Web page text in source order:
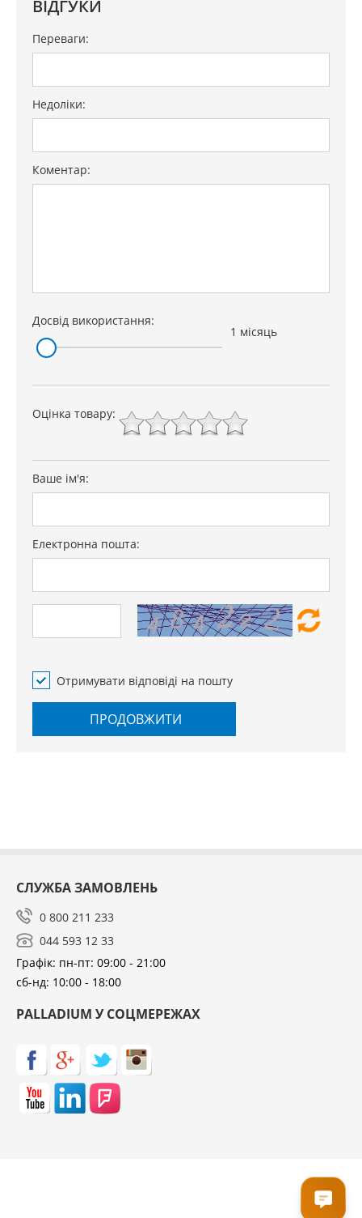
ВІДГУКИ
Переваги:
Недоліки:
Коментар:
Досвід використання:
1 місяць
Оцінка товару:
Ваше ім'я:
Електронна пошта:
Отримувати відповіді на пошту
ПРОДОВЖИТИ
СЛУЖБА ЗАМОВЛЕНЬ
0 800 211 233
044 593 12 33
Графік: пн-пт: 09:00 - 21:00
сб-нд: 10:00 - 18:00
PALLADIUM У СОЦМЕРЕЖАХ